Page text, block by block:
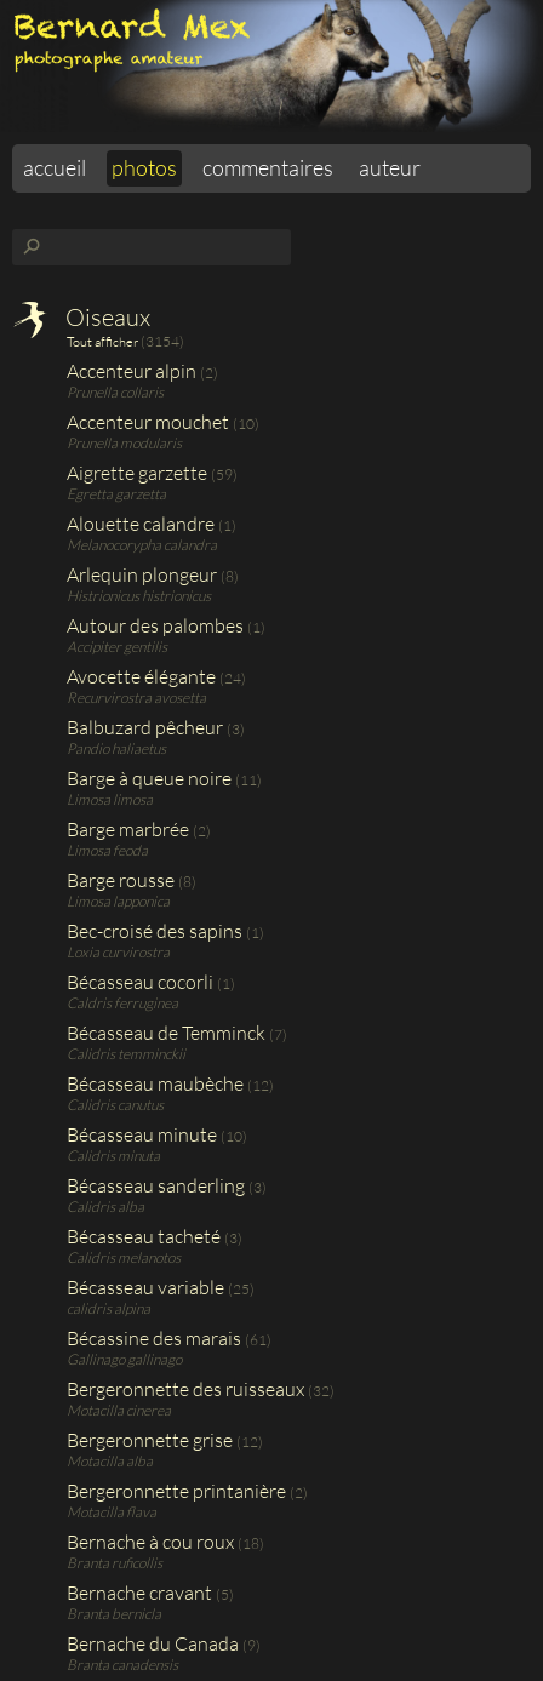
accueil photos commentaires auteur
⚲
Oiseaux
Tout afficher (3154)
Accenteur alpin (2)
Prunella collaris
Accenteur mouchet (10)
Prunella modularis
Aigrette garzette (59)
Egretta garzetta
Alouette calandre (1)
Melanocorypha calandra
Arlequin plongeur (8)
Histrionicus histrionicus
Autour des palombes (1)
Accipiter gentilis
Avocette élégante (24)
Recurvirostra avosetta
Balbuzard pêcheur (3)
Pandio haliaetus
Barge à queue noire (11)
Limosa limosa
Barge marbrée (2)
Limosa feoda
Barge rousse (8)
Limosa lapponica
Bec-croisé des sapins (1)
Loxia curvirostra
Bécasseau cocorli (1)
Caldris ferruginea
Bécasseau de Temminck (7)
Calidris temminckii
Bécasseau maubèche (12)
Calidris canutus
Bécasseau minute (10)
Calidris minuta
Bécasseau sanderling (3)
Calidris alba
Bécasseau tacheté (3)
Calidris melanotos
Bécasseau variable (25)
calidris alpina
Bécassine des marais (61)
Gallinago gallinago
Bergeronnette des ruisseaux (32)
Motacilla cinerea
Bergeronnette grise (12)
Motacilla alba
Bergeronnette printanière (2)
Motacilla flava
Bernache à cou roux (18)
Branta ruficollis
Bernache cravant (5)
Branta bernicla
Bernache du Canada (9)
Branta canadensis